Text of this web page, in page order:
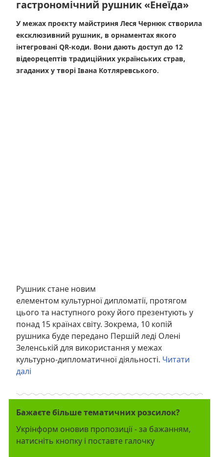
гастрономічний рушник «Енеїда»
У межах проєкту майстриня Леся Чернюк створила
ексклюзивний рушник, в орнаментах якого
інтегровані QR-коди. Вони дають доступ до 12
відеорецептів традиційних українських страв,
згаданих у творі Івана Котляревського.
Рушник стане новим
елементом культурноїдипломатії, протягом
цього та наступного року його презентують у
понад 15 країнах світу. Зокрема, 10 копій
рушника буде передано Першій леді Олені
Зеленській для використання у межах
культурно-дипломатичної діяльності. Читати
далі
Бажаєте більше тематичних розсилок?
Укрінформ оновив пропозиції - за бажанням,
натисніть кнопку і поставте галочку